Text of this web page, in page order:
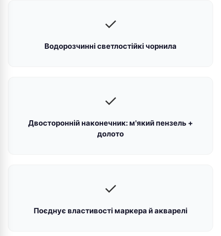
✓
Водорозчинні светлостійкі чорнила
✓
Двосторонній наконечник: м'який пензель +
долото
✓
Поєднує властивості маркера й акварелі